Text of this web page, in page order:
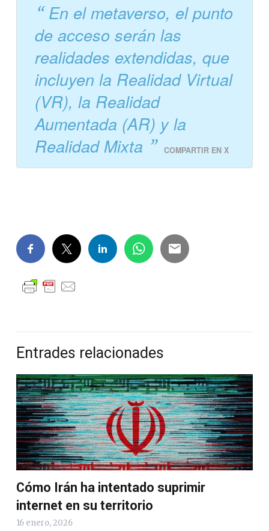
En el metaverso, el punto
de acceso serán las
realidades extendidas, que
incluyen la Realidad Virtual
(VR), la Realidad
Aumentada (AR) y la
Realidad Mixta
COMPARTIR EN X
Entrades relacionades
Cómo Irán ha intentado suprimir
internet en su territorio
16 enero, 2026